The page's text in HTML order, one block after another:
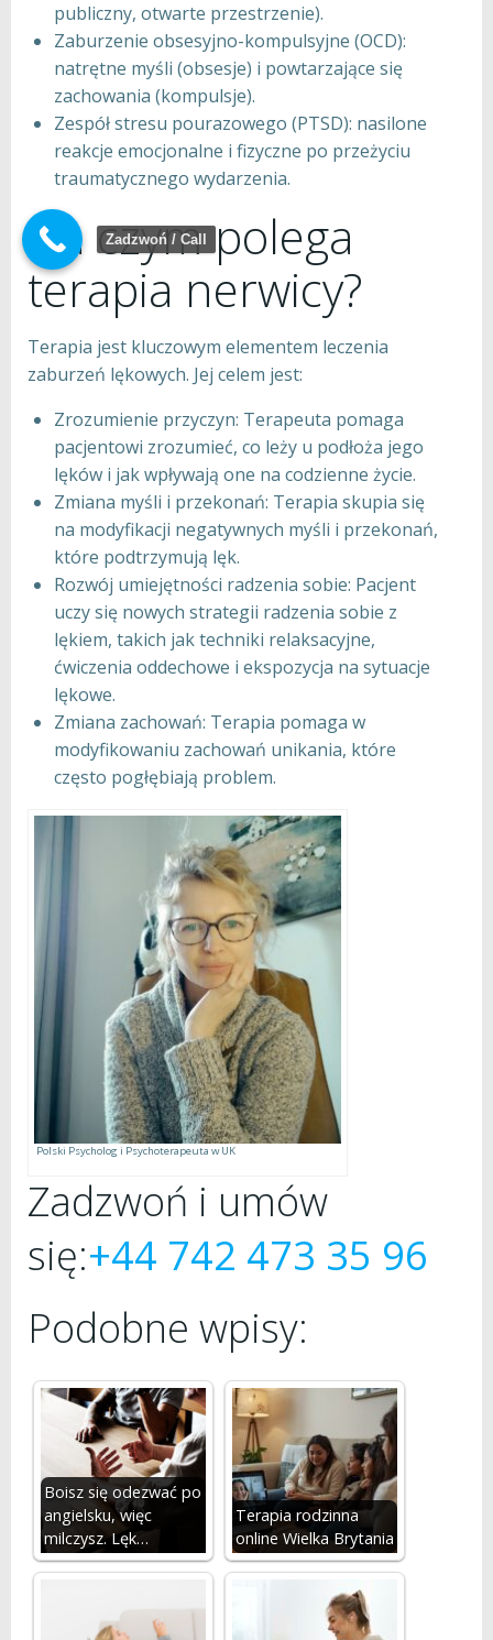
publiczny, otwarte przestrzenie).
Zaburzenie obsesyjno-kompulsyjne (OCD):
natrętne myśli (obsesje) i powtarzające się
zachowania (kompulsje).
Zespół stresu pourazowego (PTSD): nasilone
reakcje emocjonalne i fizyczne po przeżyciu
traumatycznego wydarzenia.
Na czym polega
terapia nerwicy?
Terapia jest kluczowym elementem leczenia
zaburzeń lękowych. Jej celem jest:
Zrozumienie przyczyn: Terapeuta pomaga
pacjentowi zrozumieć, co leży u podłoża jego
lęków i jak wpływają one na codzienne życie.
Zmiana myśli i przekonań: Terapia skupia się
na modyfikacji negatywnych myśli i przekonań,
które podtrzymują lęk.
Rozwój umiejętności radzenia sobie: Pacjent
uczy się nowych strategii radzenia sobie z
lękiem, takich jak techniki relaksacyjne,
ćwiczenia oddechowe i ekspozycja na sytuacje
lękowe.
Zmiana zachowań: Terapia pomaga w
modyfikowaniu zachowań unikania, które
często pogłębiają problem.
Polski Psycholog i Psychoterapeuta w UK
Zadzwoń i umów
się:+44 742 473 35 96
Podobne wpisy:
Boisz się odezwać po
angielsku, więc
milczysz. Lęk…
Terapia rodzinna
online Wielka Brytania
Zadzwoń / Call